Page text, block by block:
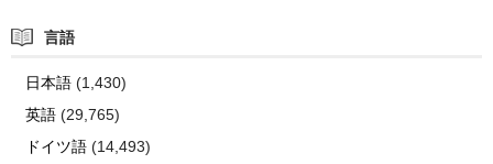
言語
日本語(1,430)
英語(29,765)
ドイツ語(14,493)